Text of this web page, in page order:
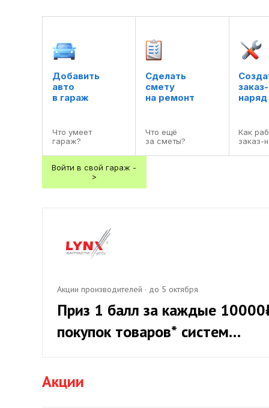
Добавить
авто
в гараж
Что умеет
гараж?
Сделать
смету
на ремонт
Что ещё
за сметы?
заказ-
наряд
Как
заказ-
Войти в свой гараж -
>
Акции производителей · до 5 октября
Приз 1 балл за каждые
покупок товаров* систем
приросте от 20%
Акции